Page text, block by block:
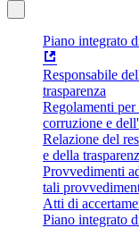
Piano integrato
Responsabile
trasparenza
Regolamenti per
corruzione e
Relazione del
e della
Provvedimenti
tali
Atti di
Piano integrato